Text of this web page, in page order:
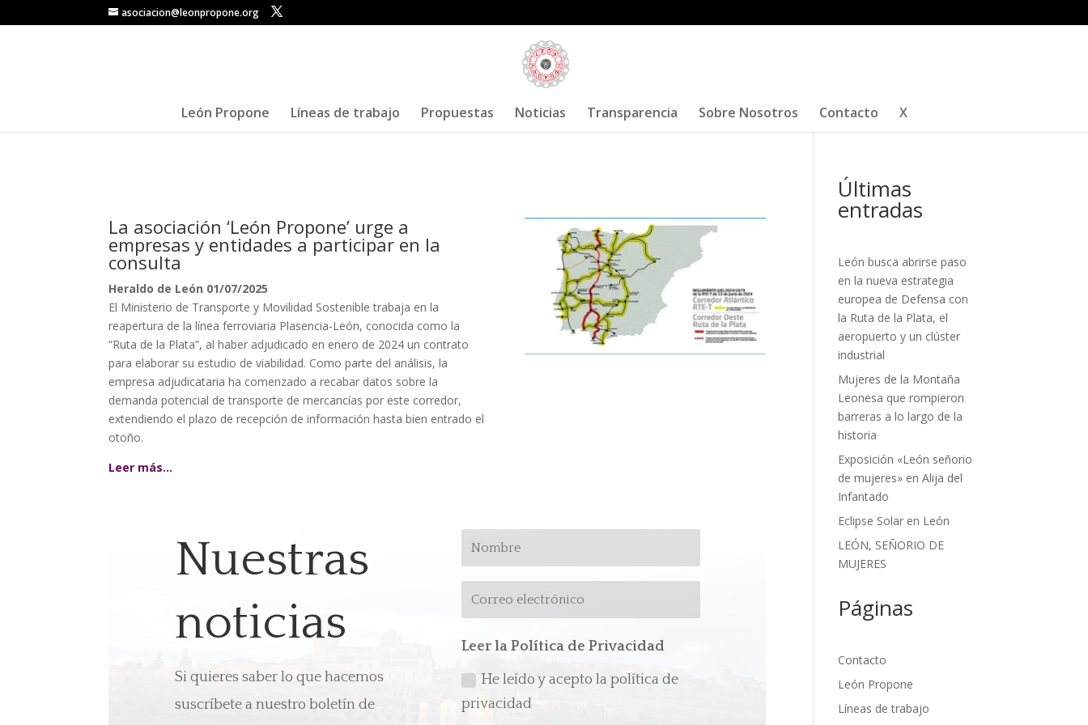
asociacion@leonpropone.org
León Propone Líneas de trabajo Propuestas Noticias Transparencia Sobre Nosotros Contacto X
La asociación ‘León Propone’ urge a
empresas y entidades a participar en la
consulta
Heraldo de León 01/07/2025
El Ministerio de Transporte y Movilidad Sostenible trabaja en la
reapertura de la línea ferroviaria Plasencia-León, conocida como la
“Ruta de la Plata”, al haber adjudicado en enero de 2024 un contrato
para elaborar su estudio de viabilidad. Como parte del análisis, la
empresa adjudicataria ha comenzado a recabar datos sobre la
demanda potencial de transporte de mercancías por este corredor,
extendiendo el plazo de recepción de información hasta bien entrado el
otoño.
Leer más…
Nuestras
noticias
Si quieres saber lo que hacemos
suscríbete a nuestro boletín de
Leer la Política de Privacidad
He leído y acepto la política de
privacidad
Últimas
entradas
León busca abrirse paso
en la nueva estrategia
europea de Defensa con
la Ruta de la Plata, el
aeropuerto y un clúster
industrial
Mujeres de la Montaña
Leonesa que rompieron
barreras a lo largo de la
historia
Exposición «León señorio
de mujeres» en Alija del
Infantado
Eclipse Solar en León
LEÓN, SEÑORIO DE
MUJERES
Páginas
Contacto
León Propone
Líneas de trabajo